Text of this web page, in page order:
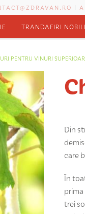
|
TRANDAFIRI NOBILI
PENTRU VINURI
Din
care
În
trei